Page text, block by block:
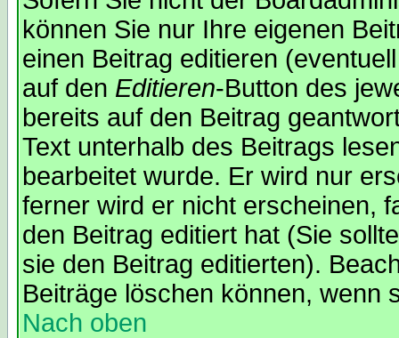
können Sie nur Ihre eigenen
einen Beitrag editieren
auf den Editieren-Button des
bereits auf den Beitrag
Text unterhalb des Beitrags
bearbeitet wurde. Er wird nur
ferner wird er nicht erscheinen,
den Beitrag editiert hat (Sie
sie den Beitrag editierten).
Beiträge löschen können, wenn
Nach oben